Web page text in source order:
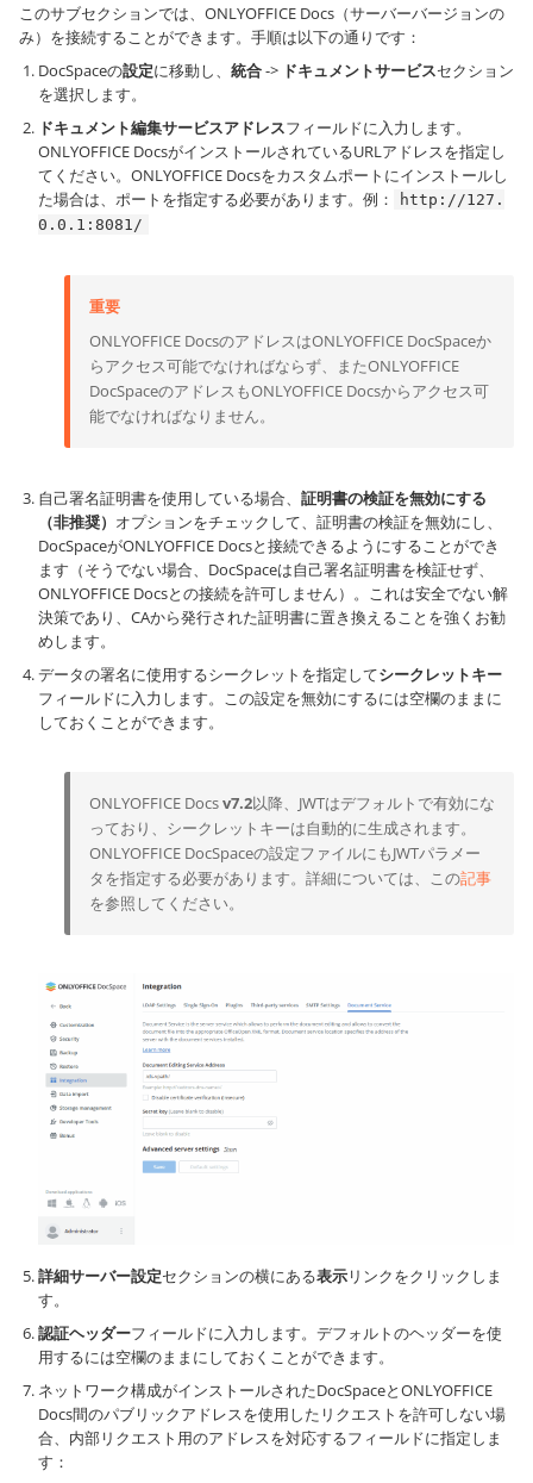
このサブセクションでは、ONLYOFFICE Docs（サーバーバージョンの
み）を接続することができます。手順は以下の通りです：
DocSpaceの設定に移動し、 統合-> ドキュメントサービスセクション
を選択します。
ドキュメント編集サービスアドレスフィールドに入力します。
ONLYOFFICE DocsがインストールされているURLアドレスを指定し
てください。ONLYOFFICE Docsをカスタムポートにインストールし
た場合は、ポートを指定する必要があります。例：
http://127.
0.0.1:8081/
重要
ONLYOFFICE DocsのアドレスはONLYOFFICE DocSpaceか
らアクセス可能でなければならず、またONLYOFFICE
DocSpaceのアドレスもONLYOFFICE Docsからアクセス可
能でなければなりません。
自己署名証明書を使用している場合、 証明書の検証を無効にする
（非推奨） オプションをチェックして、証明書の検証を無効にし、
DocSpaceがONLYOFFICE Docsと接続できるようにすることができ
ます（そうでない場合、DocSpaceは自己署名証明書を検証せず、
ONLYOFFICE Docsとの接続を許可しません）。これは安全でない解
決策であり、CAから発行された証明書に置き換えることを強くお勧
めします。
データの署名に使用するシークレットを指定してシークレットキー
フィールドに入力します。この設定を無効にするには空欄のままに
しておくことができます。
ONLYOFFICE Docsv7.2以降、JWTはデフォルトで有効にな
っており、シークレットキーは自動的に生成されます。
ONLYOFFICE DocSpaceの設定ファイルにもJWTパラメー
タを指定する必要があります。詳細については、この記事
を参照してください。
詳細サーバー設定セクションの横にある表示リンクをクリックしま
す。
認証ヘッダーフィールドに入力します。デフォルトのヘッダーを使
用するには空欄のままにしておくことができます。
ネットワーク構成がインストールされたDocSpaceとONLYOFFICE
Docs間のパブリックアドレスを使用したリクエストを許可しない場
合、内部リクエスト用のアドレスを対応するフィールドに指定しま
す：